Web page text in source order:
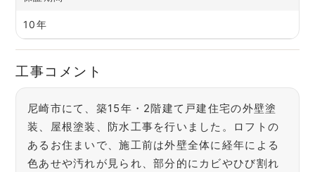
10年
工事コメント
尼崎市にて、築15年・2階建て戸建住宅の外壁塗
装、屋根塗装、防水工事を行いました。ロフトの
あるお住まいで、施工前は外壁全体に経年による
色あせや汚れが見られ、部分的にカビやひび割れ